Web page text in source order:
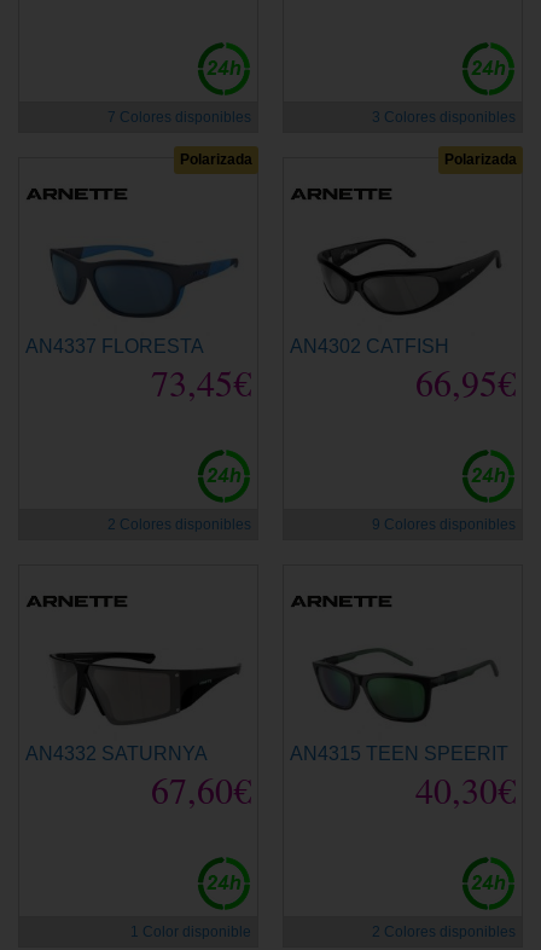
7 Colores disponibles 3 Colores disponibles
Polarizada
AN4337 FLORESTA
73,45€
2 Colores disponibles
Polarizada
AN4302 CATFISH
66,95€
9 Colores disponibles
AN4332 SATURNYA
67,60€
1 Color disponible
AN4315 TEEN SPEERIT
40,30€
2 Colores disponibles